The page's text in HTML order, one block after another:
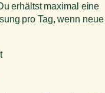
erhältst maximal eine
pro Tag, wenn